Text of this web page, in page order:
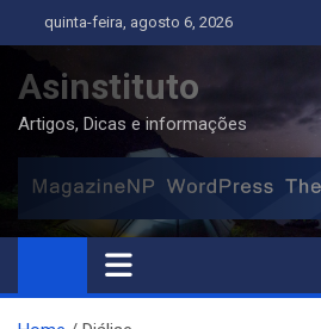
to
content
quinta-feira, agosto 6, 2026
Asinstituto
Artigos, Dicas e informações